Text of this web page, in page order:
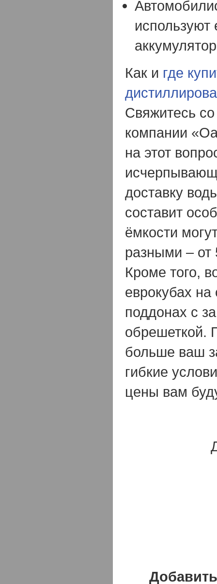
Как и где
Свяжитесь
компании
на этот
доставку
составит
ёмкости
разными – от
Кроме того,
еврокубах
поддонах с
обрешеткой.
больше ваш
гибкие
цены вам